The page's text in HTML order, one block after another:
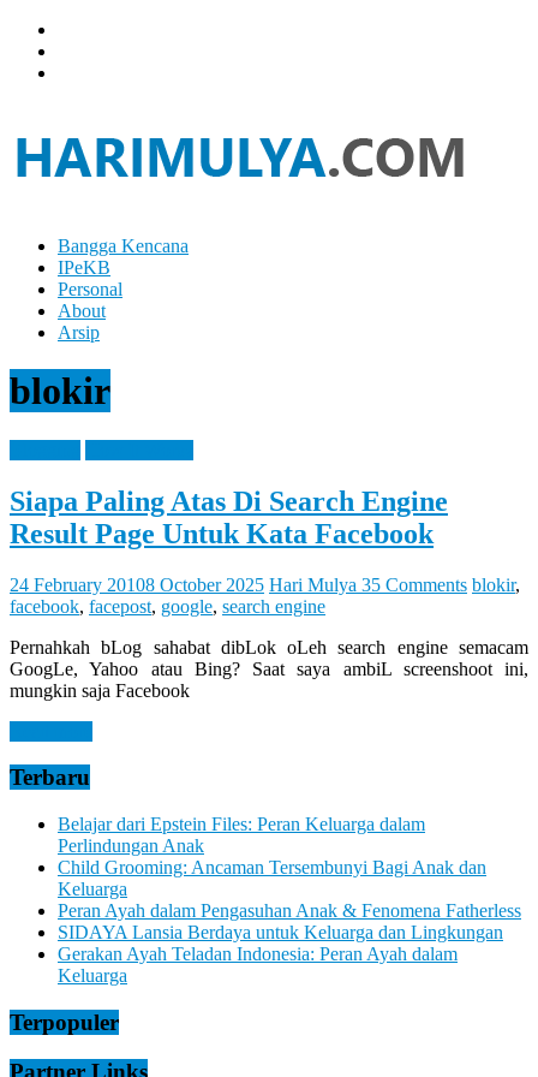
Skip
content
Hari
Mulya
Brain
Can
Analyze
Right
Brain
Let
Feel
It
Bangga Kencana
IPeKB
Personal
About
Arsip
blokir
Siapa Paling Atas Di Search Engine
Result Page Untuk Kata Facebook
24 February 20108 October 2025 Hari Mulya 35 Comments blokir,
facebook, facepost, google, search engine
Pernahkah bLog sahabat dibLok oLeh search engine semacam
GoogLe, Yahoo atau Bing? Saat saya ambiL screenshoot ini,
mungkin saja Facebook
Terbaru
Belajar dari Epstein Files: Peran Keluarga dalam
Perlindungan Anak
Child Grooming: Ancaman Tersembunyi Bagi Anak dan
Keluarga
Peran Ayah dalam Pengasuhan Anak & Fenomena Fatherless
SIDAYA Lansia Berdaya untuk Keluarga dan Lingkungan
Gerakan Ayah Teladan Indonesia: Peran Ayah dalam
Keluarga
Terpopuler
Partner Links